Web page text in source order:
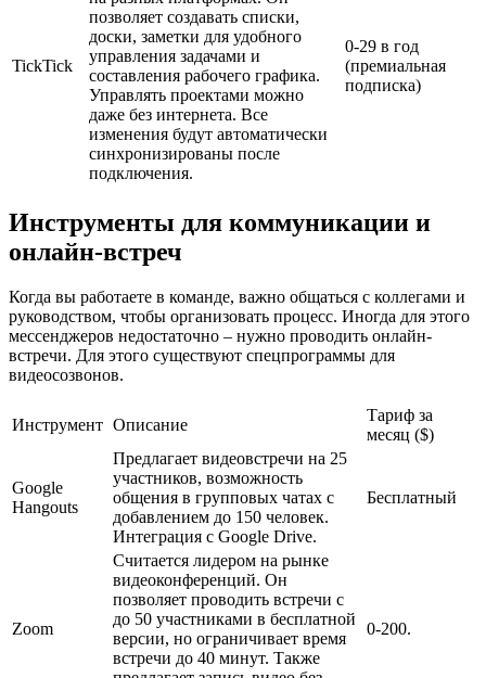
TickTick
позволяет создавать списки,
доски, заметки для удобного
управления задачами и
составления рабочего графика.
Управлять проектами можно
даже без интернета. Все
изменения будут автоматически
синхронизированы после
подключения.
0-29 в год
(премиальная
подписка)
Инструменты для коммуникации и
онлайн-встреч
Когда вы работаете в команде, важно общаться с коллегами и
руководством, чтобы организовать процесс. Иногда для этого
мессенджеров недостаточно – нужно проводить онлайн-
встречи. Для этого существуют спецпрограммы для
видеосозвонов.
Инструмент Описание
Тариф за
месяц ($)
Google
Hangouts
Предлагает видеовстречи на 25
участников, возможность
общения в групповых чатах с
добавлением до 150 человек.
Интеграция с Google Drive.
Бесплатный
Zoom
Считается лидером на рынке
видеоконференций. Он
позволяет проводить встречи с
до 50 участниками в бесплатной
версии, но ограничивает время
встречи до 40 минут. Также
0-200.